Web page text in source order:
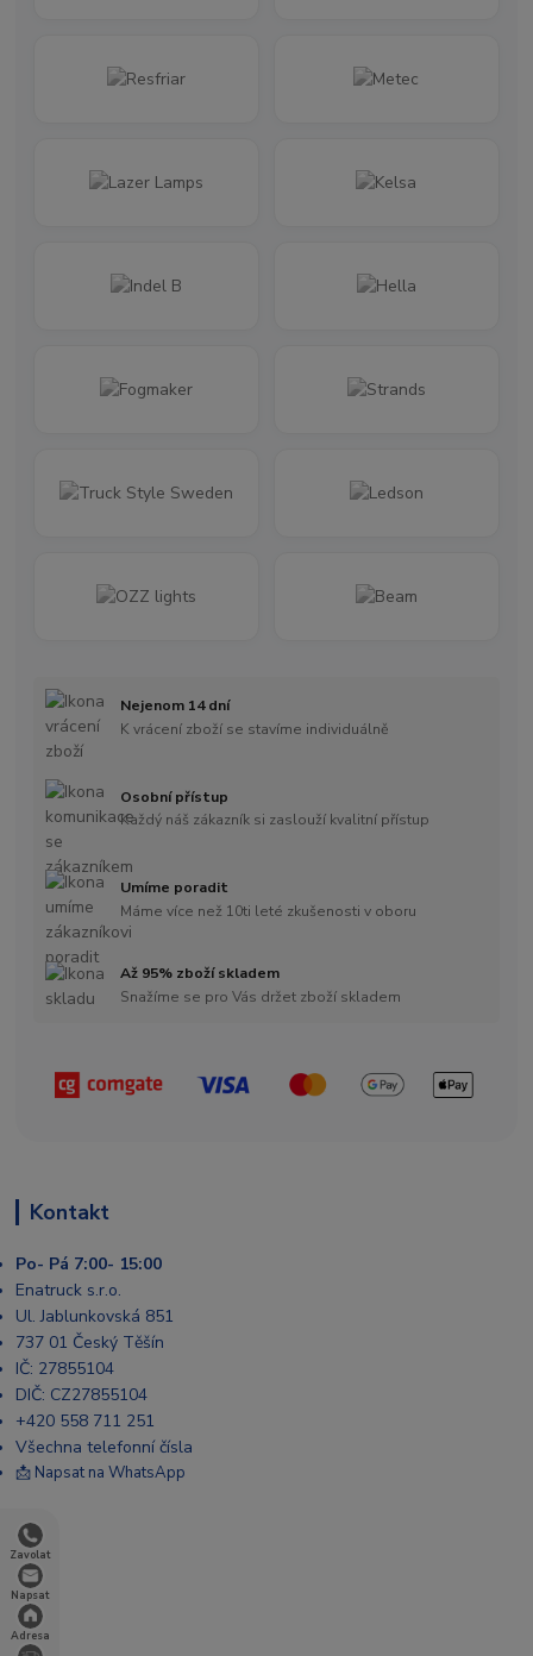
Zavolat
Napsat
Adresa
Nejenom 14 dní
K vrácení zboží se stavíme individuálně
Osobní přístup
Každý náš zákazník si zaslouží kvalitní přístup
Umíme poradit
Máme více než 10ti leté zkušenosti v oboru
Až 95% zboží skladem
Snažíme se pro Vás držet zboží skladem
Kontakt
Po- Pá 7:00- 15:00
Enatruck s.r.o.
Ul. Jablunkovská 851
737 01 Český Těšín
IČ: 27855104
DIČ: CZ27855104
+420 558 711 251
Všechna telefonní čísla
📩 Napsat na WhatsApp